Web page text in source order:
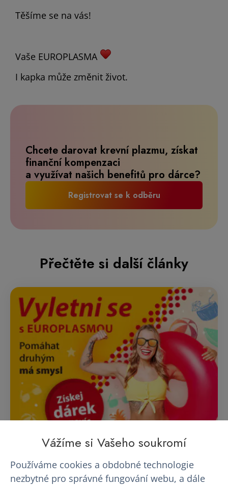
Těšíme se na vás!
Vaše EUROPLASMA
I kapka může změnit život.
Chcete darovat krevní plazmu, získat
finanční kompenzaci
a využívat našich benefitů pro dárce?
Registrovat se k odběru
Přečtěte si další články
AKCE - Vyletni se s EUROPLASMOU
Vážíme si Vašeho soukromí
Používáme cookies a obdobné technologie
nezbytné pro správné fungování webu, a dále